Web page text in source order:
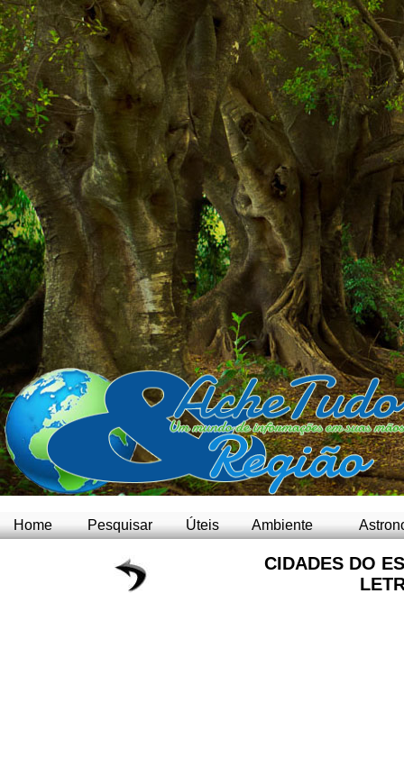
Home Pesquisar Úteis Ambiente
CIDADES DO